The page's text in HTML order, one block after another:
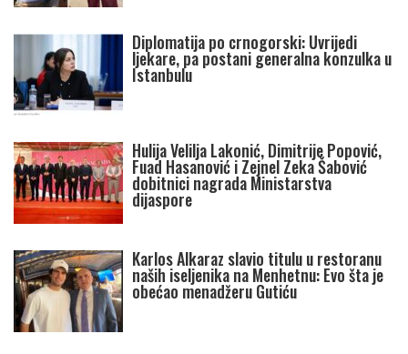
Diplomatija po crnogorski: Uvrijedi
ljekare, pa postani generalna konzulka u
Istanbulu
Hulija Velilja Lakonić, Dimitrije Popović,
Fuad Hasanović i Zejnel Zeka Šabović
dobitnici nagrada Ministarstva
dijaspore
Karlos Alkaraz slavio titulu u restoranu
naših iseljenika na Menhetnu: Evo šta je
obećao menadžeru Gutiću